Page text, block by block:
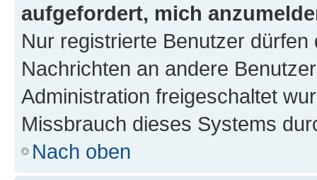
aufgefordert, mich
Nur registrierte Benutzer
Nachrichten an andere
Administration freigeschaltet
Missbrauch dieses Systems
Nach oben